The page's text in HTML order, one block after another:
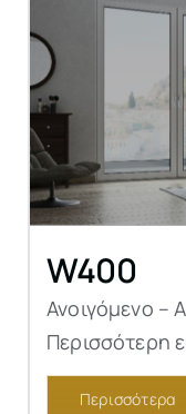
W400
Ανοιγόμενο –
Περισσότερη
Περισσότερα